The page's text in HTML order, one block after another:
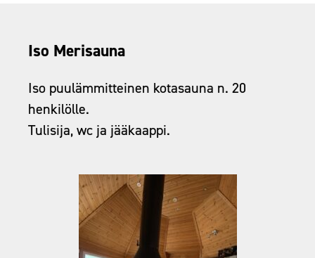
Iso Merisauna
Iso puulämmitteinen kotasauna n. 20
henkilölle.
Tulisija, wc ja jääkaappi.